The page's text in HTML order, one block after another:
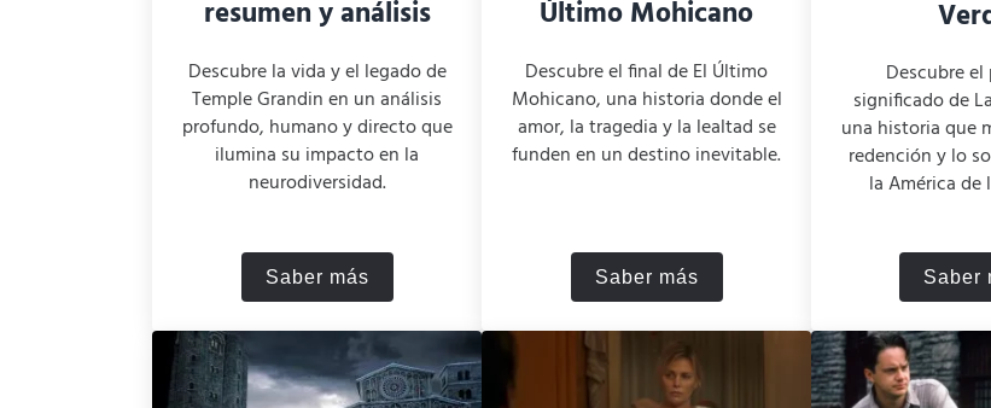
resumen y análisis
Descubre la vida y el legado de
Temple Grandin en un análisis
profundo, humano y directo que
ilumina su impacto en la
neurodiversidad.
Saber másTemple Grandin: resumen y análisis
Último Mohicano
Descubre el final de El Último
Mohicano, una historia donde el
amor, la tragedia y la lealtad se
funden en un destino inevitable.
Saber másCómo termina El Último Mohicano
Descubre
significado de
una historia que
redención y lo
la América de
Saber